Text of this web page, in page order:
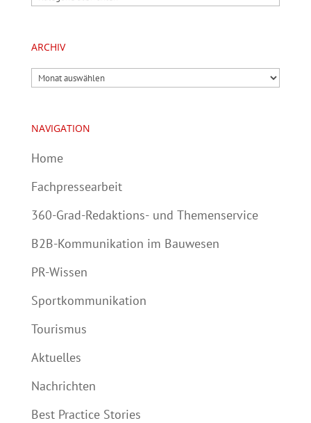
ARCHIV
Archiv
NAVIGATION
Home
Fachpressearbeit
360-Grad-Redaktions- und Themenservice
B2B-Kommunikation im Bauwesen
PR-Wissen
Sportkommunikation
Tourismus
Aktuelles
Nachrichten
Best Practice Stories